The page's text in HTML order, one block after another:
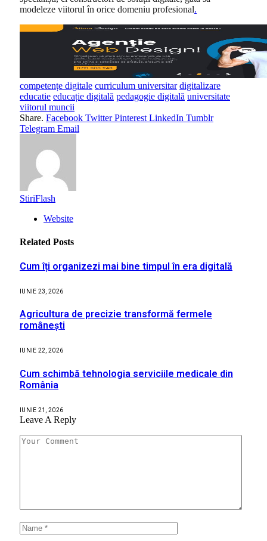
modeleze viitorul în orice domeniu profesional.
competențe digitale curriculum universitar digitalizare
educatie educație digitală pedagogie digitală universitate
viitorul muncii
Share. Facebook Twitter Pinterest LinkedIn Tumblr
Telegram Email
StiriFlash
Website
Related Posts
Cum îți organizezi mai bine timpul în era digitală
IUNIE 23, 2026
Agricultura de precizie transformă fermele
românești
IUNIE 22, 2026
Cum schimbă tehnologia serviciile medicale din
România
IUNIE 21, 2026
Leave A Reply